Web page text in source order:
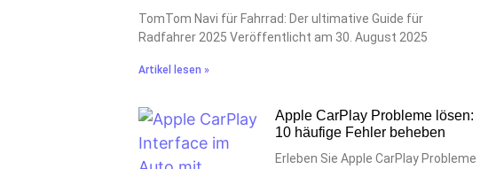
TomTom Navi für Fahrrad: Der ultimative Guide für
Radfahrer 2025 Veröffentlicht am 30. August 2025
Artikel lesen »
Apple CarPlay Probleme lösen:
10 häufige Fehler beheben
Erleben Sie Apple CarPlay Probleme